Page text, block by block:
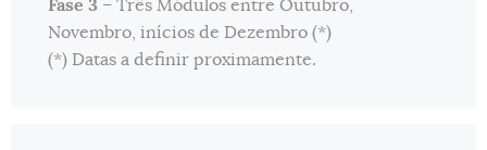
Fase 3 – Três Módulos entre Outubro,
Novembro, inícios de Dezembro (*)
(*) Datas a definir proximamente.